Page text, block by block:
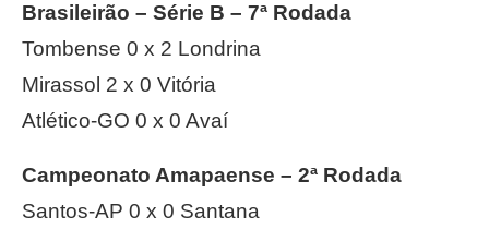
Brasileirão – Série B – 7ª Rodada
Tombense 0 x 2 Londrina
Mirassol 2 x 0 Vitória
Atlético-GO 0 x 0 Avaí
Campeonato Amapaense – 2ª Rodada
Santos-AP 0 x 0 Santana